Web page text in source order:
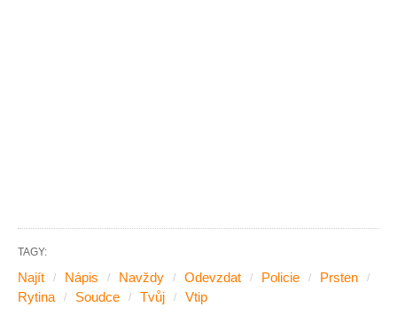
TAGY:
Najít Nápis Navždy Odevzdat Policie
Prsten
Rytina
Soudce Tvůj Vtip